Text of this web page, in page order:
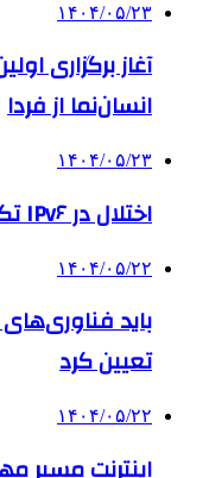
۱۴۰۴/۰۵/۲۳
آغاز برگزاری
انسان‌نما از فردا
۱۴۰۴/۰۵/۲۳
اختلال در IPv۶ تکذیب شد
۱۴۰۴/۰۵/۲۲
باید
تعیین کرد
۱۴۰۴/۰۵/۲۲
اینترنت مسیر